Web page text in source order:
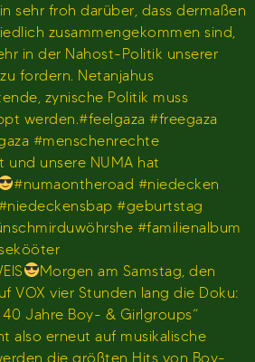
sehr froh darüber, dass dermaßen
zusammengekommen sind,
in der Nahost-Politik unserer
fordern. Netanjahus
zynische Politik muss
werden.#feelgaza #freegaza
#menschenrechte
und unsere NUMA hat
#numaontheroad #niedecken
#geburtstag
#familienalbum
Morgen am Samstag, den
VOX vier Stunden lang die Doku:
Jahre Boy- & Girlgroups“
also erneut auf musikalische
die größten Hits von Boy-